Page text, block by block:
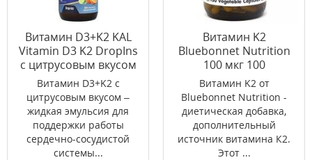
Витамин D3+K2 KAL
Vitamin D3 K2 DropIns
с цитрусовым вкусом
капли 59 мл
Витамин D3+K2 с
цитрусовым вкусом –
жидкая эмульсия для
поддержки работы
сердечно-сосудистой
системы...
Витамин K2
Bluebonnet Nutrition
100 мкг 100
вегетарианских
капсул
Витамин K2 от
Bluebonnet Nutrition -
диетическая добавка,
дополнительный
источник витамина К2.
Этот ...